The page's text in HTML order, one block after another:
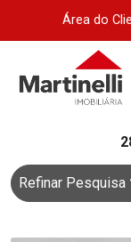
Área do
Refinar Pesquisa